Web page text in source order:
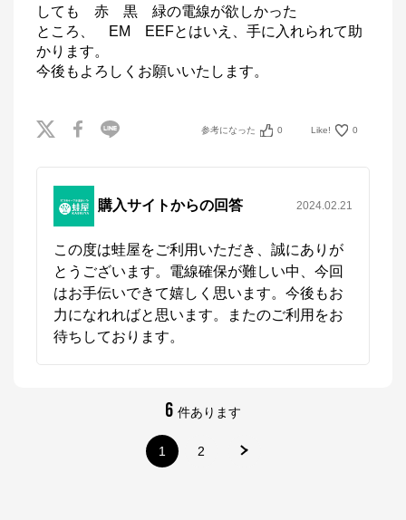
しても　赤　黒　緑の電線が欲しかった
ところ、　EM　EEFとはいえ、手に入れられて助
かります。
今後もよろしくお願いいたします。
参考になった 0 Like! 0
購入サイトからの回答 2024.02.21
この度は蛙屋をご利用いただき、誠にありが
とうございます。電線確保が難しい中、今回
はお手伝いできて嬉しく思います。今後もお
力になれればと思います。またのご利用をお
待ちしております。
6 件あります
1 2
蛙屋
公式ECサイト
※外部サイトが開きます
https://www.sds-kaeruya.com/shop/default.aspx
です。